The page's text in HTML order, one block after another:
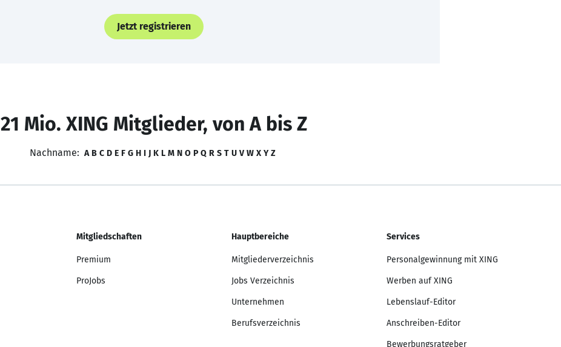
Jetzt registrieren
21 Mio. XING Mitglieder, von A bis Z
Nachname: A B C D E F G H I J K L M N O P Q R S T U V W X Y Z
Mitgliedschaften
Premium
ProJobs
Hauptbereiche
Mitgliederverzeichnis
Jobs Verzeichnis
Unternehmen
Berufsverzeichnis
Services
Personalgewinnung mit XING
Werben auf XING
Lebenslauf-Editor
Anschreiben-Editor
Bewerbungsratgeber